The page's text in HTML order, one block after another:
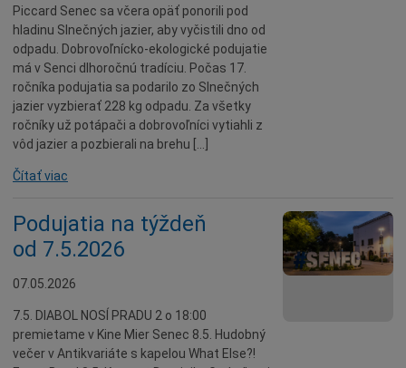
Doprava
Oznamy
Mestský úrad
Projekty
Primátor
Napísali o nás
Osobnosti
História
Šport
Naše školy
Piccard Senec sa včera opäť ponorili pod
hladinu Slnečných jazier, aby vyčistili dno od
odpadu. Dobrovoľnícko-ekologické podujatie
má v Senci dlhoročnú tradíciu. Počas 17.
ročníka podujatia sa podarilo zo Slnečných
jazier vyzbierať 228 kg odpadu. Za všetky
ročníky už potápači a dobrovoľníci vytiahli z
vôd jazier a pozbierali na brehu […]
Čítať viac
Podujatia na týždeň
od 7.5.2026
07.05.2026
7.5. DIABOL NOSÍ PRADU 2 o 18:00
premietame v Kine Mier Senec 8.5. Hudobný
večer v Antikvariáte s kapelou What Else?!